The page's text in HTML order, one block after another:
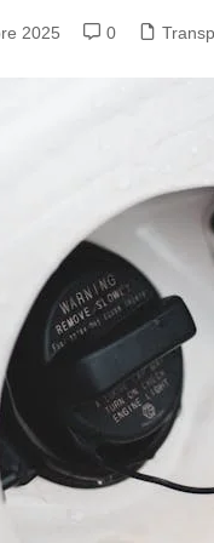
2025 0